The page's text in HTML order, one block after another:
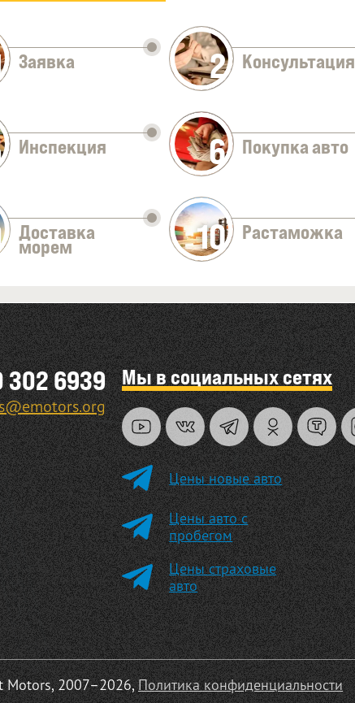
Оставить заявку
Заявка 2 Консультация
Инспекция 6 Покупка авто
Доставка
морем 10 Растаможка
302 6939 Мы в социальных сетях
Цены новые авто
Цены авто с
пробегом
Цены страховые
авто
Motors, 2007–2026,Политика конфиденциальности